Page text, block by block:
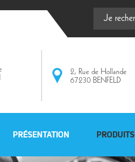
2, Rue de Hollande
67230 BENFELD
PRÉSENTATION PRODUITS